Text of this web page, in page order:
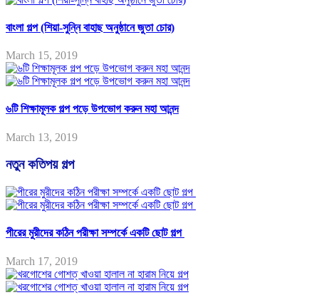
বাংলা গল্প (শিয়া-সুন্নি বাহাছ অনুষ্ঠানে জুতা চোর)
March 15, 2019
৬টি শিক্ষামূলক গল্প পড়ে উপভোগ করুন মহা আনন্দ
March 13, 2019
নতুন কতিপয় গল্প
পীরের মুরীদের কঠিন পরীক্ষা সম্পর্কে একটি ছোট গল্প
March 17, 2019